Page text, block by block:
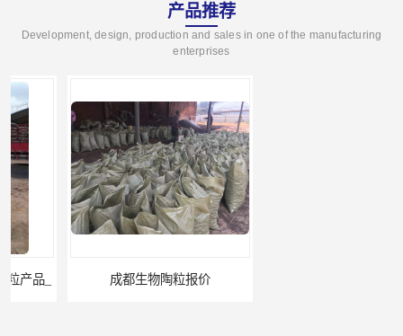
产品推荐
Development, design, production and sales in one of the manufacturing
enterprises
成都生物陶粒报价